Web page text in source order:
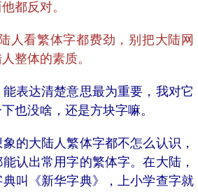
都反对。
人看繁体字都费劲，别把大陆网
整体的素质。
表达清楚意思最为重要，我对它
也没啥，还是方块字嘛。
的大陆人繁体字都不怎么认识，
认出常用字的繁体字。在大陆，
叫《新华字典》，上小学查字就